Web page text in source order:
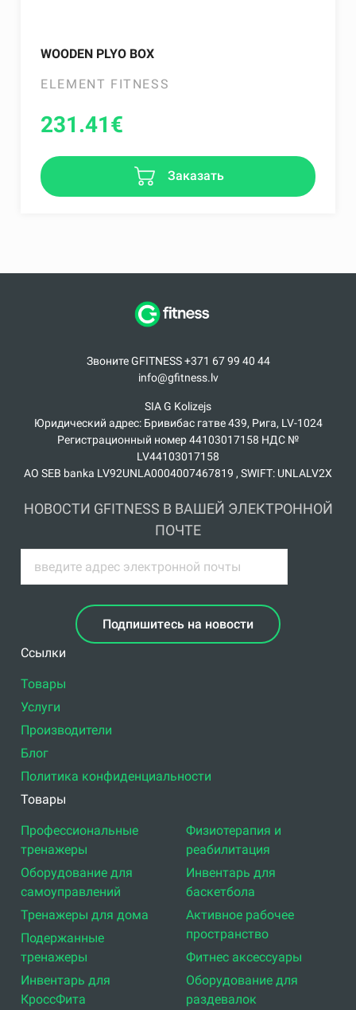
WOODEN PLYO BOX
ELEMENT FITNESS
231.41€
Заказать
Звоните GFITNESS +371 67 99 40 44
info@gfitness.lv
SIA G Kolizejs
Юридический адрес: Бривибас гатве 439, Рига, LV-1024
Регистрационный номер 44103017158 НДС №
LV44103017158
АО SEB banka LV92UNLA0004007467819 , SWIFT: UNLALV2X
НОВОСТИ GFITNESS В ВАШЕЙ ЭЛЕКТРОННОЙ
ПОЧТЕ
Подпишитесь на новости
Ссылки
Товары
Услуги
Производители
Блог
Политика конфиденциальности
Товары
Профессиональные
тренажеры
Оборудование для
самоуправлений
Тренажеры для дома
Подержанные
тренажеры
Инвентарь для
КроссФита
Физиотерапия и
реабилитация
Инвентарь для
баскетбола
Активное рабочее
пространство
Фитнес аксессуары
Оборудование для
раздевалок